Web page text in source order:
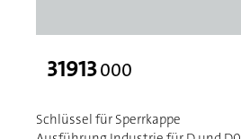
31913000
Schlüssel für Sperrkappe